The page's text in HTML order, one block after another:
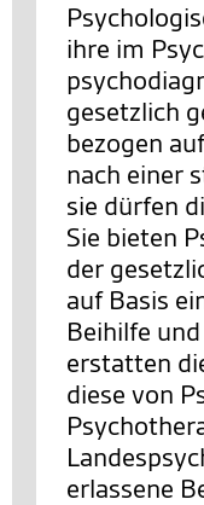
ihre im
gesetzlich
bezogen
nach einer
sie dürfen
Sie bieten
der
auf Basis
Beihilfe
erstatten
diese von
erlassene